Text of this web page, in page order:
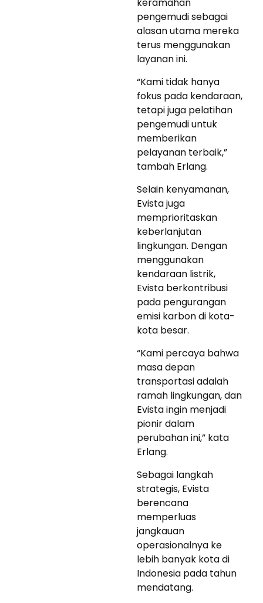
pengemudi sebagai
alasan utama mereka
terus menggunakan
layanan ini.
“Kami tidak hanya
fokus pada kendaraan,
tetapi juga pelatihan
pengemudi untuk
memberikan
pelayanan terbaik,”
tambah Erlang.
Selain kenyamanan,
Evista juga
memprioritaskan
keberlanjutan
lingkungan. Dengan
menggunakan
kendaraan listrik,
Evista berkontribusi
pada pengurangan
emisi karbon di kota-
kota besar.
“Kami percaya bahwa
masa depan
transportasi adalah
ramah lingkungan, dan
Evista ingin menjadi
pionir dalam
perubahan ini,” kata
Erlang.
Sebagai langkah
strategis, Evista
berencana
memperluas
jangkauan
operasionalnya ke
lebih banyak kota di
Indonesia pada tahun
mendatang.